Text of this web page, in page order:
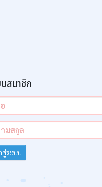
บสมาชิก
สู่ระบบ